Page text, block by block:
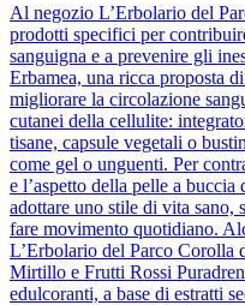
Al negozio L’Erbolario del
prodotti specifici per
sanguigna e a prevenire gli
Erbamea, una ricca proposta
migliorare la circolazione
cutanei della cellulite:
tisane, capsule vegetali o
come gel o unguenti. Per
e l’aspetto della pelle a
adottare uno stile di vita sano,
fare movimento quotidiano.
L’Erbolario del Parco Corolla
Mirtillo e Frutti Rossi
edulcoranti, a base di estratti